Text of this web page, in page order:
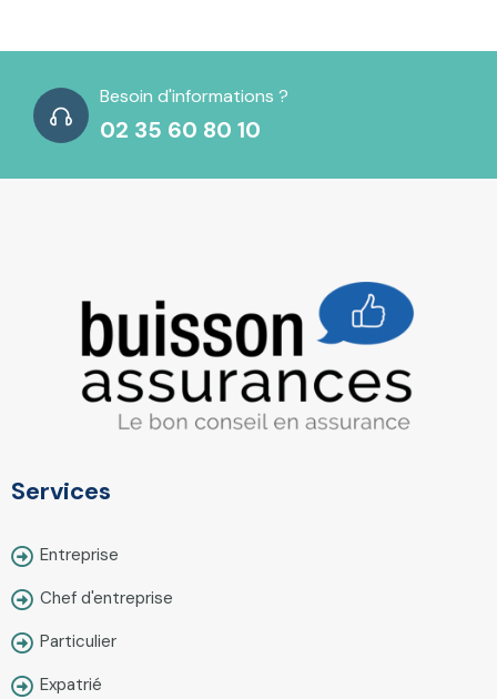
Besoin d'informations ?
02 35 60 80 10
Services
Entreprise
Chef d'entreprise
Particulier
Expatrié